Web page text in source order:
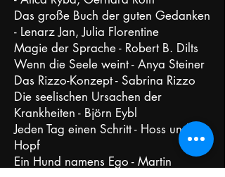
Das große Buch der guten Gedanken
- Lenarz Jan, Julia Florentine
Magie der Sprache - Robert B. Dilts
Wenn die Seele weint - Anya Steiner
Das Rizzo-Konzept - Sabrina Rizzo
Die seelischen Ursachen der
Krankheiten - Björn Eybl
Jeden Tag einen Schritt - Hoss und
Hopf
Ein Hund namens Ego - Martin